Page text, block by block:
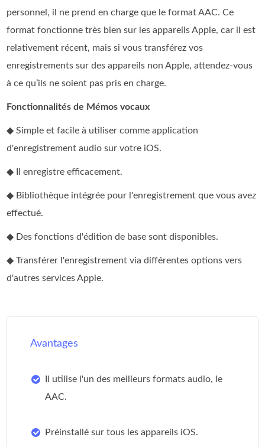
personnel, il ne prend en charge que le format AAC. Ce
format fonctionne très bien sur les appareils Apple, car il est
relativement récent, mais si vous transférez vos
enregistrements sur des appareils non Apple, attendez-vous
à ce qu’ils ne soient pas pris en charge.
Fonctionnalités de Mémos vocaux
◆ Simple et facile à utiliser comme application
d'enregistrement audio sur votre iOS.
◆ Il enregistre efficacement.
◆ Bibliothèque intégrée pour l'enregistrement que vous avez
effectué.
◆ Des fonctions d'édition de base sont disponibles.
◆ Transférer l'enregistrement via différentes options vers
d'autres services Apple.
Avantages
Il utilise l'un des meilleurs formats audio, le
AAC.
Préinstallé sur tous les appareils iOS.